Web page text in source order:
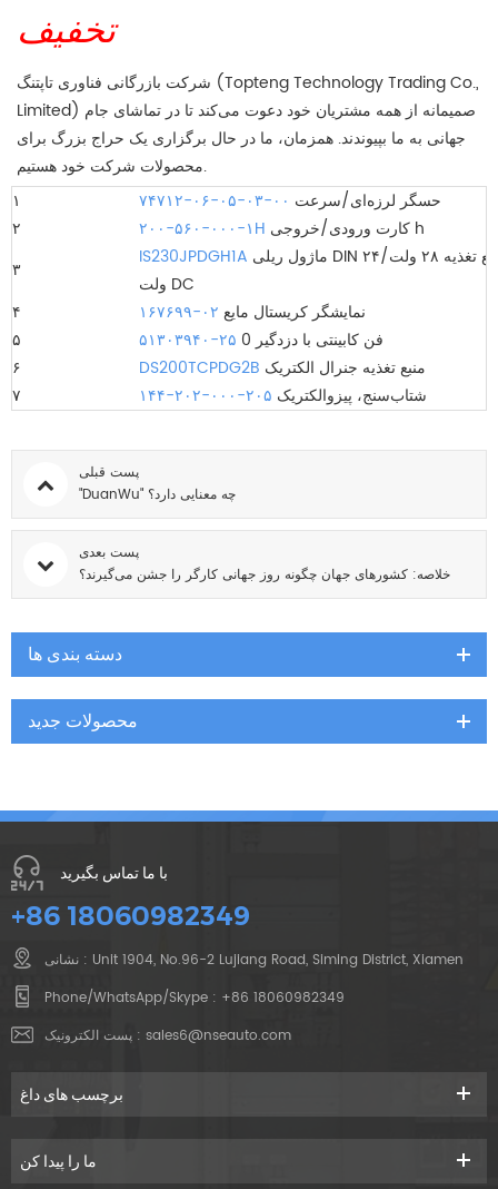
تخفیف
شرکت بازرگانی فناوری تاپتنگ (Topteng Technology Trading Co.,
Limited) صمیمانه از همه مشتریان خود دعوت می‌کند تا در تماشای جام
جهانی به ما بپیوندند. همزمان، ما در حال برگزاری یک حراج بزرگ برای
محصولات شرکت خود هستیم.
۱
۷۴۷۱۲-۰۶-۰۵-۰۳-۰۰ حسگر لرزه‌ای/سرعت
۲
۲۰۰-۵۶۰-۰۰۰-۱H
کارت ورودی/خروجی h
۳
IS230JPDGH1A ماژول ریلی DIN با منبع تغذیه ۲۸ ولت/۲۴
ولت DC
۴
۱۶۷۶۹۹-۰۲ نمایشگر کریستال مایع
۵
۵۱۳۰۳۹۴۰-۲۵
0 فن کابینتی با دزدگیر
۶
DS200TCPDG2B منبع تغذیه جنرال الکتریک
۷
۱۴۴-۲۰۲-۰۰۰-۲۰۵ شتاب‌سنج، پیزوالکتریک
پست قبلی
"DuanWu" چه معنایی دارد؟
پست بعدی
خلاصه: کشورهای جهان چگونه روز جهانی کارگر را جشن می‌گیرند؟
دسته بندی ها
محصولات جدید
با ما تماس بگیرید
+86 18060982349
نشانی : Unit 1904, No.96-2 Lujiang Road, Siming District, Xiamen
Phone/WhatsApp/Skype : +86 18060982349
پست الکترونیک : sales6@nseauto.com
برچسب های داغ
ما را پیدا کن